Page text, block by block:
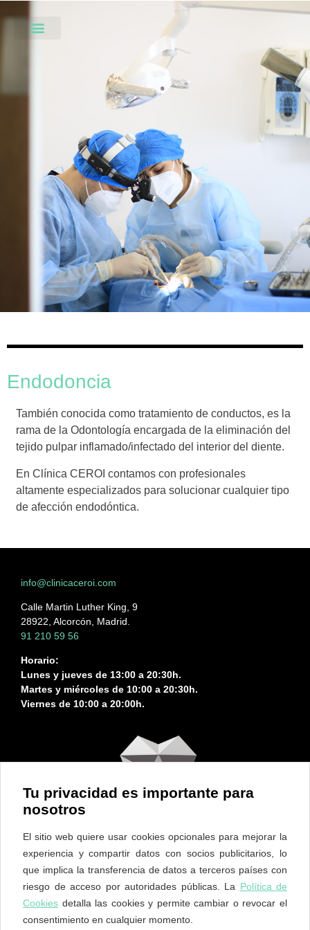
Endodoncia
También conocida como tratamiento de conductos, es la
rama de la Odontología encargada de la eliminación del
tejido pulpar inflamado/infectado del interior del diente.
En Clínica CEROI contamos con profesionales
altamente especializados para solucionar cualquier tipo
de afección endodóntica.
info@clinicaceroi.com
Calle Martin Luther King, 9
28922, Alcorcón, Madrid.
91 210 59 56
Horario:
Lunes y jueves de 13:00 a 20:30h.
Martes y miércoles de 10:00 a 20:30h.
Viernes de 10:00 a 20:00h.
Tu privacidad es importante para
nosotros
El sitio web quiere usar cookies opcionales para mejorar la
experiencia y compartir datos con socios publicitarios, lo
que implica la transferencia de datos a terceros países con
riesgo de acceso por autoridades públicas. La Política de
Cookies detalla las cookies y permite cambiar o revocar el
consentimiento en cualquier momento.